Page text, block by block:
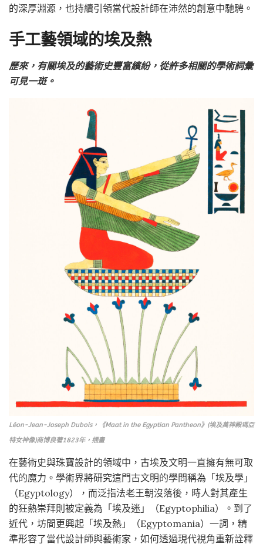
的深厚淵源，也持續引領當代設計師在沛然的創意中馳騁。
手工藝領域的埃及熱
歷來，有關埃及的藝術史豐富繽紛，從許多相關的學術詞彙
可見一斑。
Léon-Jean-Joseph Dubois，《Maat in the Egyptian Pantheon》(埃及萬神殿瑪亞
特女神像)商博良著1823年，插畫
在藝術史與珠寶設計的領域中，古埃及文明一直擁有無可取
代的魔力。學術界將研究這門古文明的學問稱為「埃及學」
（Egyptology），而泛指法老王朝沒落後，時人對其產生
的狂熱崇拜則被定義為「埃及迷」（Egyptophilia）。到了
近代，坊間更興起「埃及熱」（Egyptomania）一詞，精
準形容了當代設計師與藝術家，如何透過現代視角重新詮釋